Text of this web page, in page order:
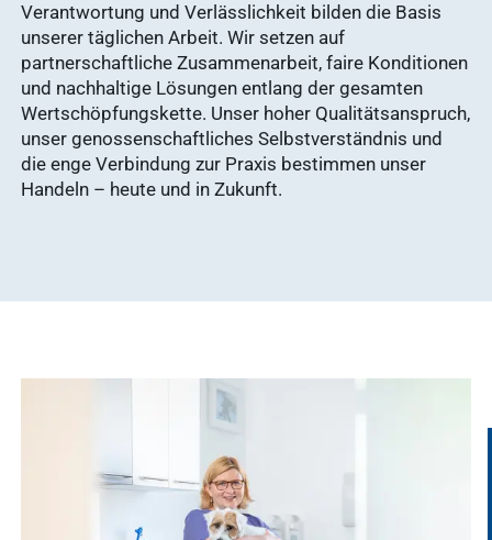
Häufige
Service
Ergebnisse
anzeigen
Kontakt
Verantwortung und Verlässlichkeit bilden die Basis
unserer täglichen Arbeit. Wir setzen auf
partnerschaftliche Zusammenarbeit, faire Konditionen
und nachhaltige Lösungen entlang der gesamten
Wertschöpfungskette. Unser hoher Qualitätsanspruch,
unser genossenschaftliches Selbstverständnis und
die enge Verbindung zur Praxis bestimmen unser
Handeln – heute und in Zukunft.